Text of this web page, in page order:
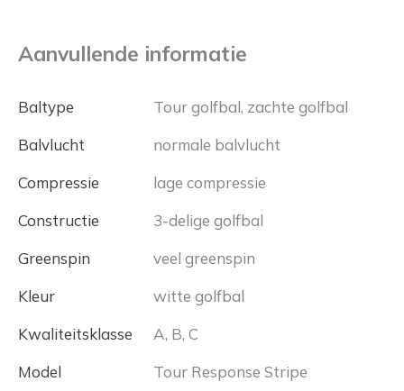
Aanvullende informatie
Baltype
Tour golfbal, zachte golfbal
Balvlucht
normale balvlucht
Compressie
lage compressie
Constructie
3-delige golfbal
Greenspin
veel greenspin
Kleur
witte golfbal
Kwaliteitsklasse
A, B, C
Model
Tour Response Stripe